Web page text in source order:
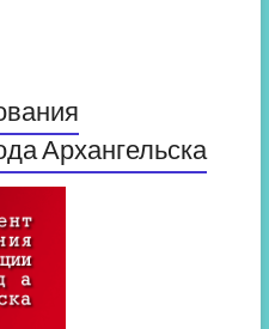
Архангельска